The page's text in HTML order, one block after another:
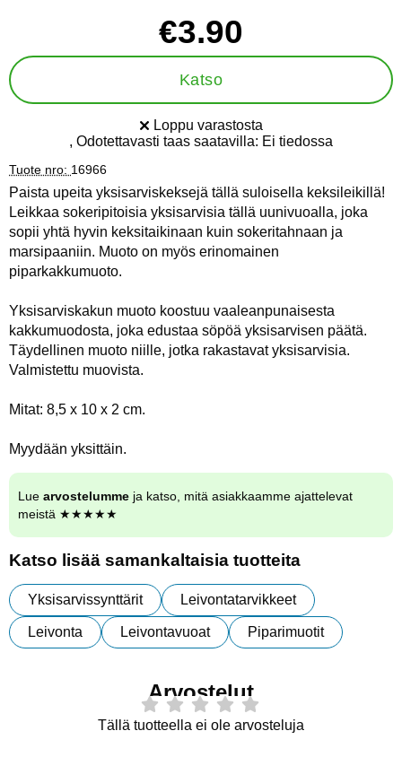
hinta
€3.90
Katso
Saatavuus:
Loppu varastosta
, Odotettavasti taas saatavilla: Ei tiedossa
Tuote nro: 16966
Paista upeita yksisarviskeksejä tällä suloisella keksileikillä!
Leikkaa sokeripitoisia yksisarvisia tällä uunivuoalla, joka
sopii yhtä hyvin keksitaikinaan kuin sokeritahnaan ja
marsipaaniin. Muoto on myös erinomainen
piparkakkumuoto.
Yksisarviskakun muoto koostuu vaaleanpunaisesta
kakkumuodosta, joka edustaa söpöä yksisarvisen päätä.
Täydellinen muoto niille, jotka rakastavat yksisarvisia.
Valmistettu muovista.
Mitat: 8,5 x 10 x 2 cm.
Myydään yksittäin.
Lue arvostelumme ja katso, mitä asiakkaamme ajattelevat
meistä ★★★★★
Katso lisää samankaltaisia tuotteita
Yksisarvissynttärit Leivontatarvikkeet
Leivonta Leivontavuoat Piparimuotit
Arvostelut
Tällä tuotteella ei ole arvosteluja